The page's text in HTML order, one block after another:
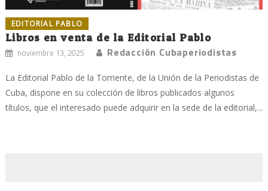
EDITORIAL PABLO
Libros en venta de la Editorial Pablo
noviembre 13, 2025 Redacción Cubaperiodistas
La Editorial Pablo de la Torriente, de la Unión de la Periodistas de
Cuba, dispone en su colección de libros publicados algunos
títulos, que el interesado puede adquirir en la sede de la editorial,...